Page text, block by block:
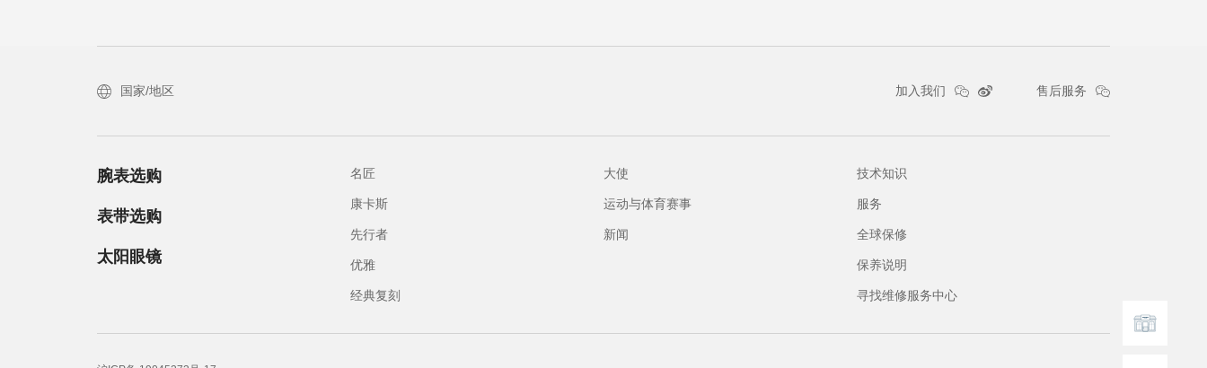
国家/地区 加入我们 售后服务
腕表选购
表带选购
太阳眼镜
名匠
康卡斯
先行者
优雅
经典复刻
大使
运动与体育赛事
新闻
技术知识
服务
全球保修
保养说明
寻找维修服务中心